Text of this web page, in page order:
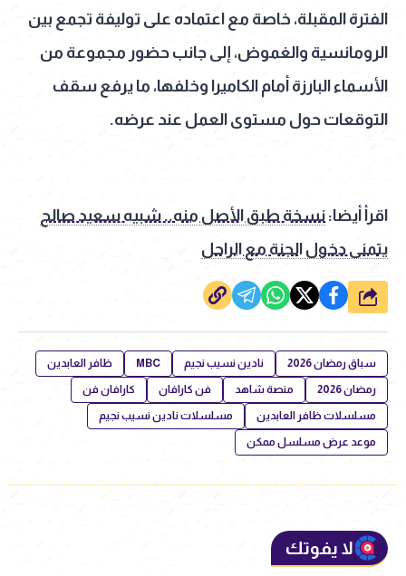
الفترة المقبلة، خاصة مع اعتماده على توليفة تجمع بين
الرومانسية والغموض، إلى جانب حضور مجموعة من
الأسماء البارزة أمام الكاميرا وخلفها، ما يرفع سقف
التوقعات حول مستوى العمل عند عرضه.
اقرأ أيضا: نسخة طبق الأصل منه.. شبيه سعيد صالح
يتمنى دخول الجنة مع الراحل
شارك
سباق رمضان 2026 نادين نسيب نجيم MBC ظافر العابدين
رمضان 2026 منصة شاهد فن كارافان كارافان فن
مسلسلات ظافر العابدين مسلسلات نادين نسيب نجيم
موعد عرض مسلسل ممكن
لا يفوتك